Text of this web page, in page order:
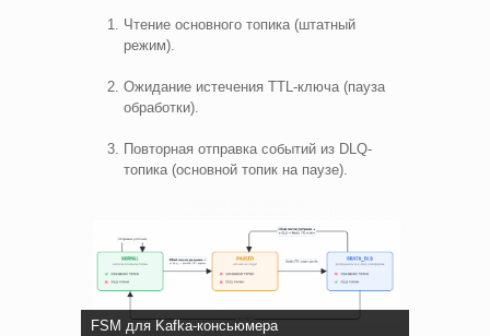
Чтение основного топика (штатный
режим).
Ожидание истечения TTL-ключа (пауза
обработки).
Повторная отправка событий из DLQ-
топика (основной топик на паузе).
FSM для Kafka-консьюмера